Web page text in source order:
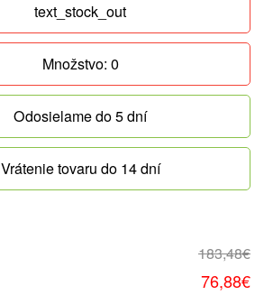
text_stock_out
Množstvo: 0
Odosielame do 5 dní
Vrátenie tovaru do 14 dní
183,48€
76,88€